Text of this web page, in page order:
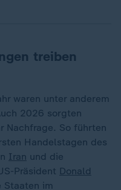
treiben
waren unter anderem
2026 sorgten
Nachfrage. So führten
Handelstagen des
Iran und die
Präsident Donald
Staaten im